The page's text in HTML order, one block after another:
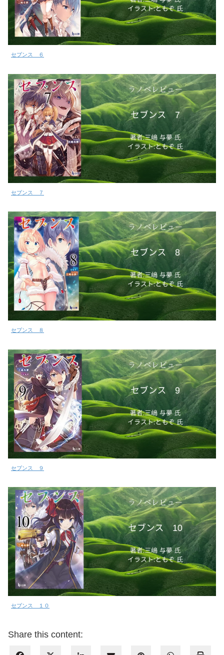
セブンス ６
セブンス ７
セブンス ８
セブンス ９
セブンス １０
Share this content: